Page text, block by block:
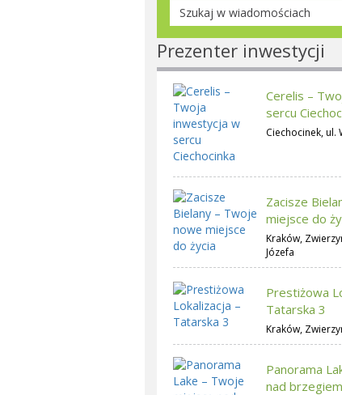
Prezenter inwestycji
Cerelis –
sercu
Ciechocinek, ul.
Zacisze
miejsce do
Kraków,
Józefa
Prestiżowa
Tatarska 3
Kraków,
Panorama
nad